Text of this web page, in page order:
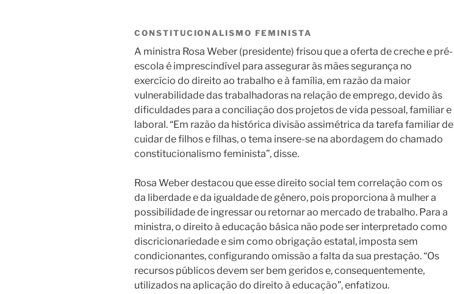
CONSTITUCIONALISMO FEMINISTA
A ministra Rosa Weber (presidente) frisou que a oferta de creche e pré-
escola é imprescindível para assegurar às mães segurança no
exercício do direito ao trabalho e à família, em razão da maior
vulnerabilidade das trabalhadoras na relação de emprego, devido às
dificuldades para a conciliação dos projetos de vida pessoal, familiar e
laboral. “Em razão da histórica divisão assimétrica da tarefa familiar de
cuidar de filhos e filhas, o tema insere-se na abordagem do chamado
constitucionalismo feminista”, disse.
Rosa Weber destacou que esse direito social tem correlação com os
da liberdade e da igualdade de gênero, pois proporciona à mulher a
possibilidade de ingressar ou retornar ao mercado de trabalho. Para a
ministra, o direito à educação básica não pode ser interpretado como
discricionariedade e sim como obrigação estatal, imposta sem
condicionantes, configurando omissão a falta da sua prestação. “Os
recursos públicos devem ser bem geridos e, consequentemente,
utilizados na aplicação do direito à educação”, enfatizou.